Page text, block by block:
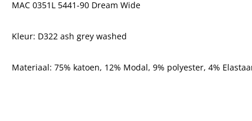
MAC 0351L 5441-90 Dream Wide
Kleur: D322 ash grey washed
Materiaal: 75% katoen, 12% Modal, 9% polyester, 4%